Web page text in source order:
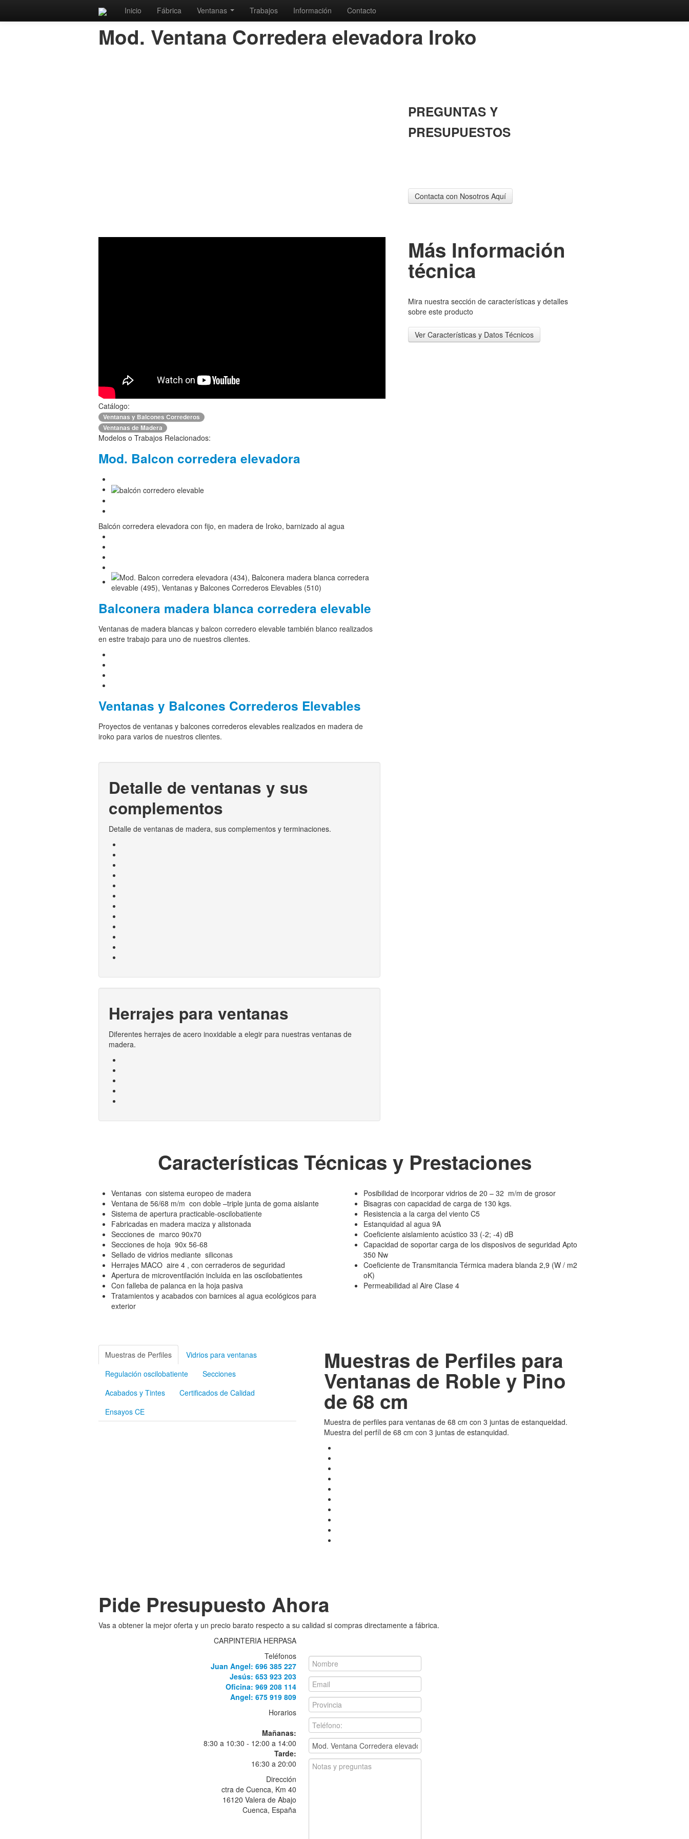
Inicio Fábrica Ventanas Trabajos Información Contacto
Mod. Ventana Corredera elevadora Iroko
Catálogo:
Ventanas y Balcones Correderos
Ventanas de Madera
Modelos o Trabajos Relacionados:
Mod. Balcon corredera elevadora
Balcón corredera elevadora con fijo, en madera de Iroko, barnizado al agua
Balconera madera blanca corredera elevable
Ventanas de madera blancas y balcon corredero elevable también blanco realizados
en estre trabajo para uno de nuestros clientes.
Ventanas y Balcones Correderos Elevables
Proyectos de ventanas y balcones correderos elevables realizados en madera de
iroko para varios de nuestros clientes.
Detalle de ventanas y sus
complementos
Detalle de ventanas de madera, sus complementos y terminaciones.
Herrajes para ventanas
Diferentes herrajes de acero inoxidable a elegir para nuestras ventanas de
madera.
PREGUNTAS Y
PRESUPUESTOS
Contacta con Nosotros Aquí
Más Información
técnica
Mira nuestra sección de características y detalles
sobre este producto
Ver Características y Datos Técnicos
Características Técnicas y Prestaciones
Ventanas con sistema europeo de madera
Ventana de 56/68 m/m con doble –triple junta de goma aislante
Sistema de apertura practicable-oscilobatiente
Fabricadas en madera maciza y alistonada
Secciones de marco 90x70
Secciones de hoja 90x 56-68
Sellado de vidrios mediante siliconas
Herrajes MACO aire 4 , con cerraderos de seguridad
Apertura de microventilación incluida en las oscilobatientes
Con falleba de palanca en la hoja pasiva
Tratamientos y acabados con barnices al agua ecológicos para
exterior
Posibilidad de incorporar vidrios de 20 – 32 m/m de grosor
Bisagras con capacidad de carga de 130 kgs.
Resistencia a la carga del viento C5
Estanquidad al agua 9A
Coeficiente aislamiento acústico 33 (-2; -4) dB
Capacidad de soportar carga de los disposivos de seguridad Apto
350 Nw
Coeficiente de Transmitancia Térmica madera blanda 2,9 (W / m2
oK)
Permeabilidad al Aire Clase 4
Muestras de Perfiles
Vidrios para ventanas
Regulación oscilobatiente
Secciones
Acabados y Tintes
Certificados de Calidad
Ensayos CE
Muestras de Perfiles para
Ventanas de Roble y Pino
de 68 cm
Muestra de perfiles para ventanas de 68 cm con 3 juntas de estanqueidad.
Muestra del perfíl de 68 cm con 3 juntas de estanquidad.
Pide Presupuesto Ahora
Vas a obtener la mejor oferta y un precio barato respecto a su calidad si compras directamente a fábrica.
CARPINTERIA HERPASA
Teléfonos
Juan Angel: 696 385 227
Jesús: 653 923 203
Oficina: 969 208 114
Angel: 675 919 809
Horarios
Mañanas:
8:30 a 10:30 - 12:00 a 14:00
Tarde:
16:30 a 20:00
Dirección
ctra de Cuenca, Km 40
16120 Valera de Abajo
Cuenca, España